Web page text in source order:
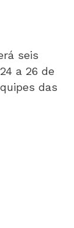
seis
a 26 de
das